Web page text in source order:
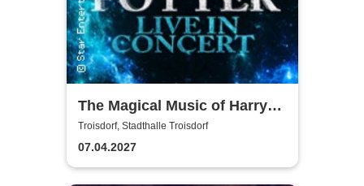
The Magical Music of Harry
Potter - Live in Concert
Troisdorf, Stadthalle Troisdorf
07.04.2027